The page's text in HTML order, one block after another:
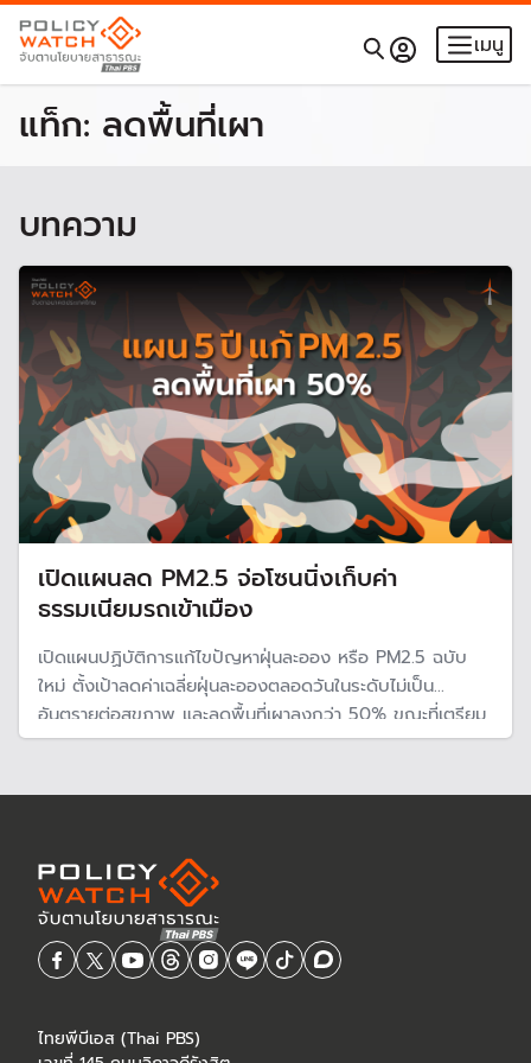
เมนู
แท็ก: ลดพื้นที่เผา
บทความ
เปิดแผนลด PM2.5 จ่อโซนนิ่งเก็บค่า
ธรรมเนียมรถเข้าเมือง
เปิดแผนปฏิบัติการแก้ไขปัญหาฝุ่นละออง หรือ PM2.5 ฉบับ
ใหม่ ตั้งเป้าลดค่าเฉลี่ยฝุ่นละอองตลอดวันในระดับไม่เป็น
อันตรายต่อสุขภาพ และลดพื้นที่เผาลงกว่า 50% ขณะที่เตรียม
จัดตั้ง "เขตปลอดควันดำ" เก็บค่าธรรมเนียมในเมือง และห้าม
ไทยพีบีเอส (Thai PBS)